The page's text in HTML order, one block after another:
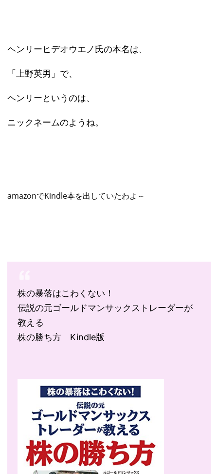
ヘンリーヒデオウエノ氏の本名は、
「上野英男」で、
ヘンリーというのは、
ニックネームのようね。
amazonでKindle本を出していたわよ～
株の暴落はこわくない！
伝説の元ゴールドマンサックストレーダーが
教える
株の勝ち方 Kindle版